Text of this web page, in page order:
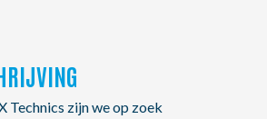
Technics zijn we op zoek